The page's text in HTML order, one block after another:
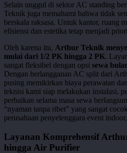
Selain unggul di sektor AC standing
Teknik juga memahami bahwa tidak
berskala raksasa. Untuk kantor, ruang
efisiensi dan estetika tetap menjadi
Oleh karena itu, Arthur Teknik
mulai dari 1/2 PK hingga 2 PK.
sangat fleksibel dengan opsi sewa
Dengan berlangganan AC split dari
pusing memikirkan biaya perawatan
teknisi kami siap melakukan instalasi,
perbaikan selama masa sewa
“nyaman tanpa ribet” yang sangat
perusahaan penyelenggara event
Layanan Komprehensif
hingga Air Purifier